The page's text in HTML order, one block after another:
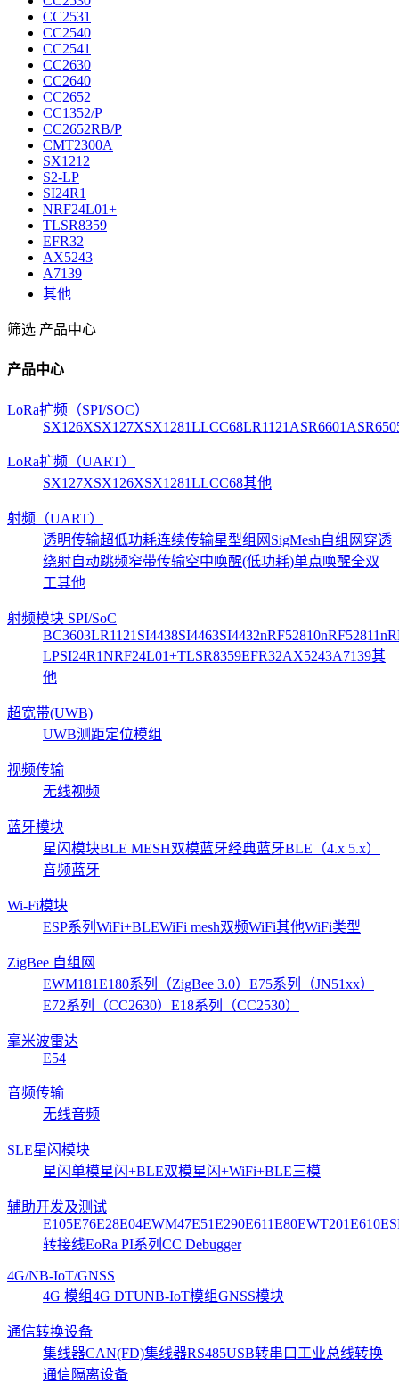
CC2531
CC2540
CC2541
CC2630
CC2640
CC2652
CC1352/P
CC2652RB/P
CMT2300A
SX1212
S2-LP
SI24R1
NRF24L01+
TLSR8359
EFR32
AX5243
A7139
其他
筛选 产品中心
产品中心
LoRa扩频（SPI/SOC）
SX126XSX127XSX1281LLCC68LR1121 ASR6601
LoRa扩频（UART）
SX127XSX126XSX1281LLCC68其他
射频（UART）
透明传输超低功耗连续传输星型组网 SigMesh自组网 穿透
绕射自动跳频窄带传输空中唤醒(低功耗)单点唤醒全双
工其他
射频模块 SPI/SoC
BC3603LR1121 SI4438SI4463SI4432nRF52810nRF52811
LPSI24R1NRF24L01+TLSR8359EFR32AX5243A7139其
他
超宽带(UWB)
UWB测距定位模组
视频传输
无线视频
蓝牙模块
星闪模块BLE MESH双模蓝牙经典蓝牙BLE（4.x 5.x）
音频蓝牙
Wi-Fi模块
ESP系列 WiFi+BLEWiFi mesh双频WiFi其他WiFi类型
ZigBee 自组网
EWM181E180系列（ZigBee 3.0） E75系列（JN51xx）
E72系列（CC2630） E18系列（CC2530）
毫米波雷达
E54
音频传输
无线音频
SLE星闪模块
星闪单模星闪+BLE双模星闪+WiFi+BLE三模
辅助开发及测试
E105E76E28E04EWM47E51E290E611E80EWT201E610
转接线EoRa PI系列 CC Debugger
4G/NB-IoT/GNSS
4G 模组4G DTUNB-IoT模组GNSS模块
通信转换设备
集线器CAN(FD)集线器RS485USB转串口 工业总线转换
通信隔离设备